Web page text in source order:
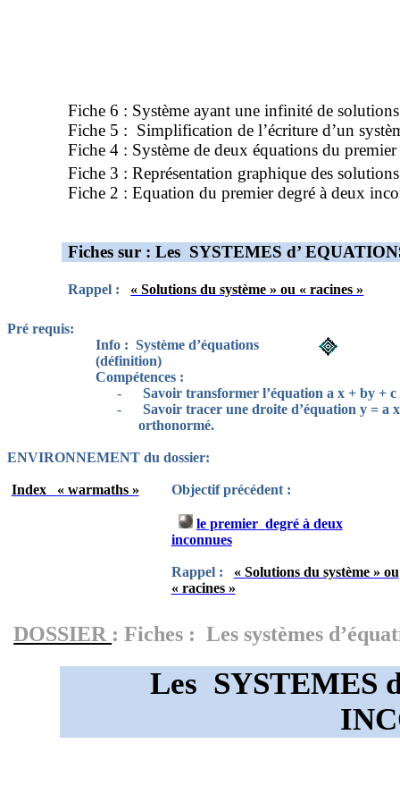
Fiche 6 : Système ayant une infinité de
Fiche 5 : Simplification de l’écriture d’un
Fiche 4 : Système de deux équations du
Fiche 3 : Représentation graphique des
Fiche 2 : Equation du premier degré à deux
Fiches sur : Les SYSTEMESd’
Rappel : « Solutions du système » ou « racines »
Pré requis:
Info : Système d’équations
(définition)
Compétences :
-
Savoir transformer l’équation a x + by + c
-
Savoir tracer une droite d’équation y = a
orthonormé.
ENVIRONNEMENT du dossier:
Index « warmaths » Objectif précédent :
le premier degré à deux
inconnues
Rappel :
« Solutions du système » ou
« racines »
DOSSIER : Fiches : Les systèmes
Les SYSTEMES